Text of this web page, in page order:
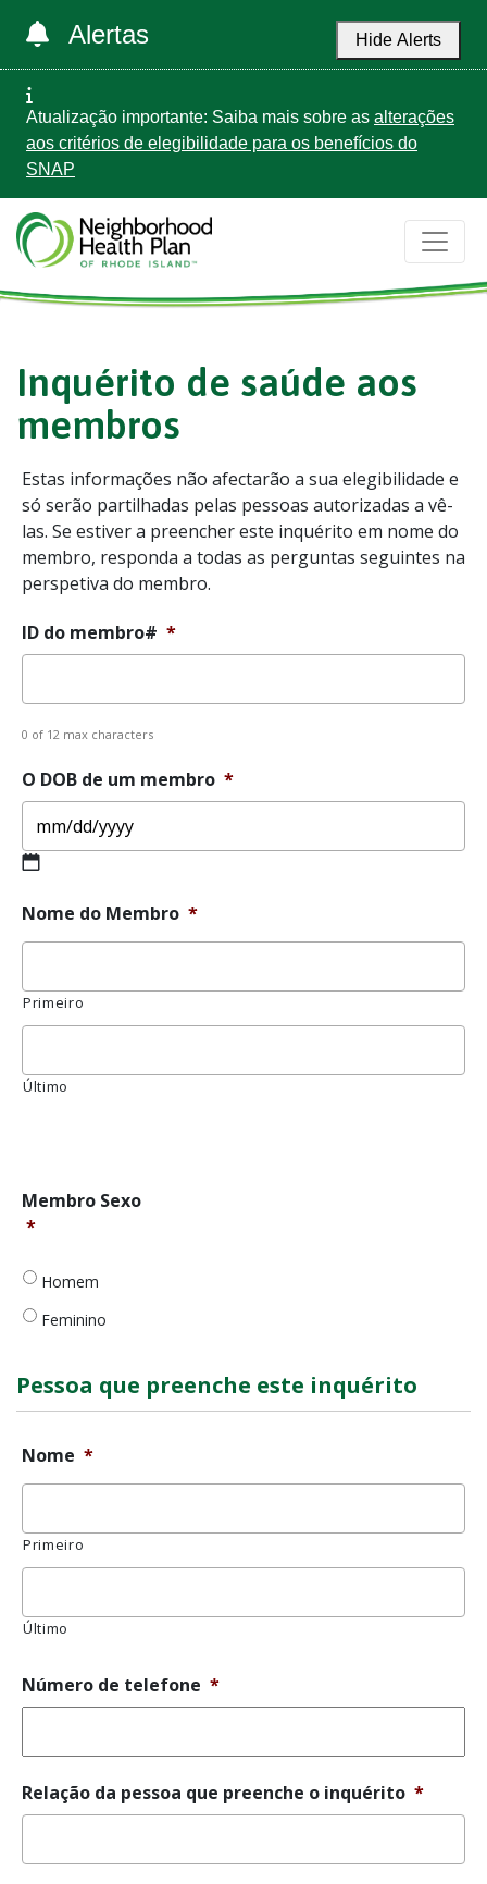
Alertas Hide Alerts
Atualização importante: Saiba mais sobre as alterações
aos critérios de elegibilidade para os benefícios do
SNAP
Inquérito de saúde aos
membros
Estas informações não afectarão a sua elegibilidade e
só serão partilhadas pelas pessoas autorizadas a vê-
las. Se estiver a preencher este inquérito em nome do
membro, responda a todas as perguntas seguintes na
perspetiva do membro.
ID do membro# *
0 of 12 max characters
O DOB de um membro *
slash
DD
YYYY
Nome do Membro *
Primeiro
Último
Membro
Género
Membro Sexo
*
Homem
Feminino
Pessoa que preenche este inquérito
Nome *
Primeiro
Último
Número de telefone *
Relação da pessoa que preenche o inquérito *